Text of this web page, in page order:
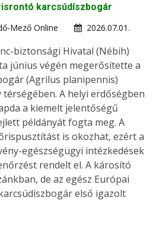
karcsúdíszbogár
Mező Online
2026.07.01.
biztonsági Hivatal (Nébih)
június végén megerősítette a
(Agrilus planipennis)
A helyi erdőségben
a kiemelt jelentőségű
példányát fogta meg. A
is okozhat, ezért a
egészségügyi intézkedések
rendelt el. A károsító
de az egész Európai
első igazolt